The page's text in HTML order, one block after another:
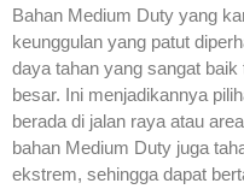
Bahan Medium Duty yang
keunggulan yang patut
daya tahan yang sangat
besar. Ini menjadikannya
berada di jalan raya atau
bahan Medium Duty juga
ekstrem, sehingga dapat